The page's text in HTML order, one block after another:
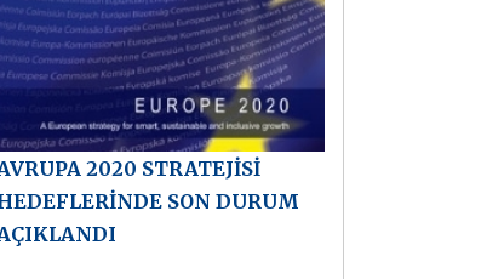
2020 STRATEJİSİ
SON DURUM